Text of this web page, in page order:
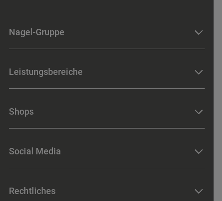
Nagel-Gruppe
News & Events
Karriere
Leistungsbereiche
Industriemaschinen
Baugeräte
Messtechnik
Shops
Werkzeug-Shop
Merchandising-Shop
Social Media
Facebook
Rechtliches